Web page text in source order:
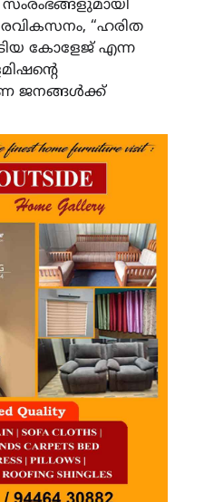
“ഹരിത
കോളേജ് എന്ന
ജനങ്ങൾക്ക്